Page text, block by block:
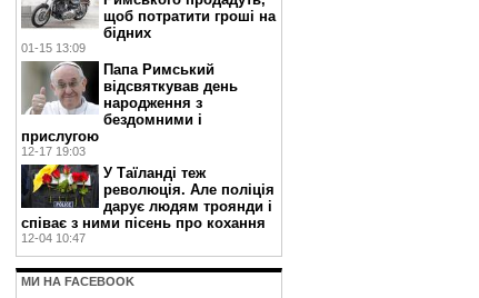
щоб потратити гроші на
бідних
01-15 13:09
Папа Римський
відсвяткував день
народження з
бездомними і
прислугою
12-17 19:03
У Таїланді теж
революція. Але поліція
дарує людям троянди і
співає з ними пісень про кохання
12-04 10:47
МИ НА FACEBOOK